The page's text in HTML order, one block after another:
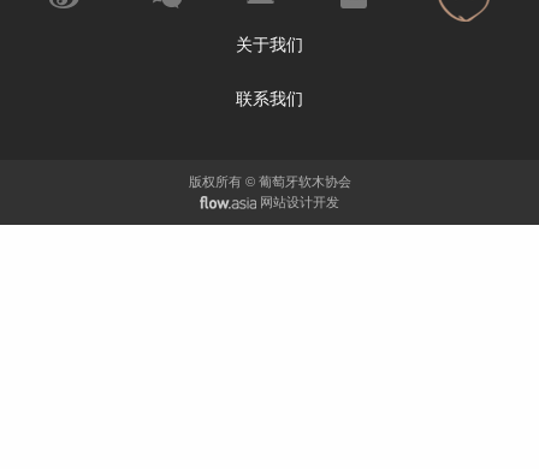
关于我们
联系我们
版权所有 © 葡萄牙软木协会
网站设计开发